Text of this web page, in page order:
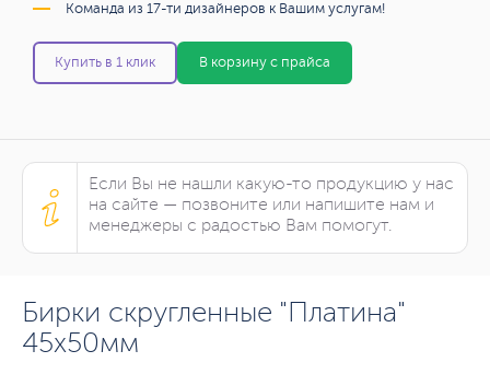
Команда из 17-ти дизайнеров к Вашим услугам!
Купить в 1 клик В корзину с прайса
Если Вы не нашли какую-то продукцию у нас
на сайте — позвоните или напишите нам и
менеджеры с радостью Вам помогут.
Бирки скругленные "Платина"
45x50мм